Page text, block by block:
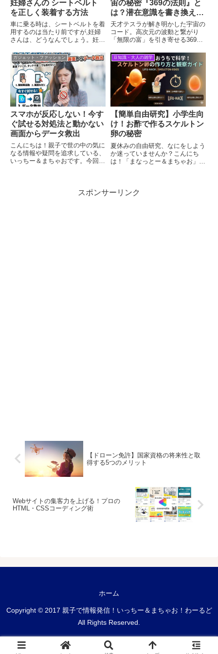
妊婦さんの シートベルト
を正しく装着する方法
車に乗る時は、シートベルトを着
用するのは当たり前ですが,妊婦
さんは、どうなんでしょう。妊婦
どの条文ですか？ 道路交通法施
行令第２６条第３の２項<座席ベ
ルトの装着義務の免除>「負傷､
疾病もしくは傷害のためまたは
妊...
宙の秘密『369の法則』と
は？潜在意識を書き換えて
富の波動と繋がる方法」
天才テスラが解き明かした宇宙の
コード。高次元の波動と繋がり
「無限の富」を引き寄せる369ア
で世の中の気になる情報や疑問を
追求している、いっちー＆まちゃ
おです。今回もよろしくお願いし
ます！みなさんは、「ニコラ・
テ...
ガジェット・ファッション
スマホが反応しない！今す
ぐ試せる対処法と動かない
画面からデータ救出
こんにちは！親子で世の中の気に
なる情報や疑問を追求している、
いっちー＆まちゃおです。今回も
ホは 物理ボタンの操作はできる
豆知識・大人の雑学
【簡単自由研究】小学生向
け！お酢で作るスケルトン
卵の秘密
夏休みの自由研究、なにをしよう
か迷っていませんか？こんにち
は！「まなっとー＆まちゃお」で
わっていないまなっとーくん。
スポンサーリンク
【ドローン免許】国家資格の将来性と取
得する5つのメリット
Webサイトの集客力を上げる！プロの
HTML・CSSコーディング術
ホーム
Copyright © 2017 親子で情報発信！いっちー＆まちゃお！わーるど
All Rights Reserved.